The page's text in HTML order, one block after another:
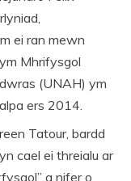
ei ran mewn
Mhrifysgol
(UNAH) ym
ers 2014.
Tatour, bardd
cael ei threialu ar
a nifer o